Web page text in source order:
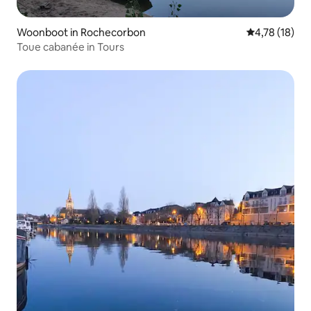
Woonboot in Rochecorbon Gemiddelde
4,78 (18)
Toue cabanée in Tours